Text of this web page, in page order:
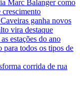
Marc Balanger como
ganha novos
vira destaque
estações do ano
todos os tipos de
corrida de rua